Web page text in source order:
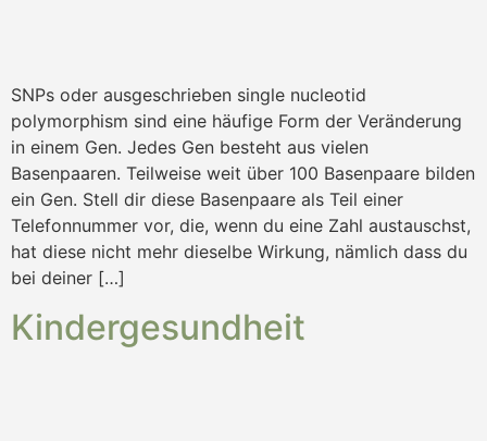
SNPs oder ausgeschrieben single nucleotid
polymorphism sind eine häufige Form der Veränderung
in einem Gen. Jedes Gen besteht aus vielen
Basenpaaren. Teilweise weit über 100 Basenpaare bilden
ein Gen. Stell dir diese Basenpaare als Teil einer
Telefonnummer vor, die, wenn du eine Zahl austauschst,
hat diese nicht mehr dieselbe Wirkung, nämlich dass du
bei deiner […]
Kindergesundheit